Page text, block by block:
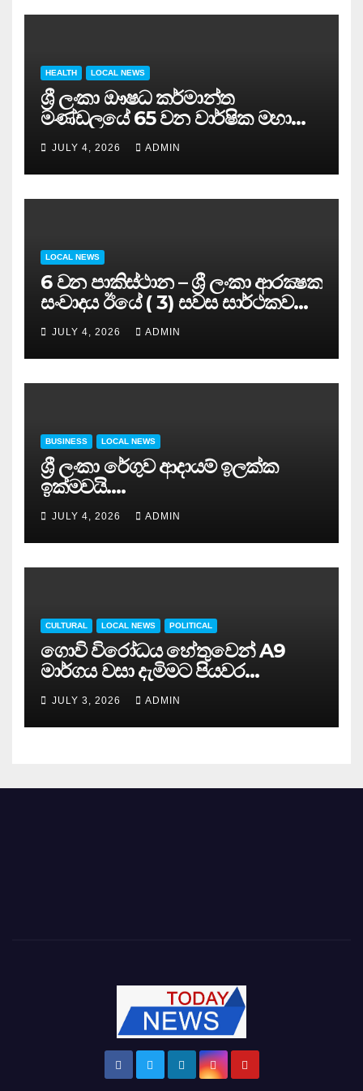
HEALTH LOCAL NEWS
ශ්‍රී ලංකා ඖෂධ කර්මාන්ත
මණ්ඩලයේ 65 වන වාර්ෂික මහා
සමුළුව සෞඛ්‍ය නියෝජ්‍ය
අමාත්‍යවරයාගේ ප්‍රධානත්වයෙන්……
JULY 4, 2026 ADMIN
LOCAL NEWS
6 වන පාකිස්ථාන – ශ්‍රී ලංකා ආරක්‍ෂක
සංවාදය ඊයේ ( 3) සවස සාර්ථකව
අවසන් කරයි..
JULY 4, 2026 ADMIN
BUSINESS LOCAL NEWS
ශ්‍රී ලංකා රේගුව ආදායම් ඉලක්ක
ඉක්මවයි….
JULY 4, 2026 ADMIN
CULTURAL LOCAL NEWS POLITICAL
ගොවි විරෝධය හේතුවෙන් A9
මාර්ගය වසා දැමිමට පියවර…
JULY 3, 2026 ADMIN